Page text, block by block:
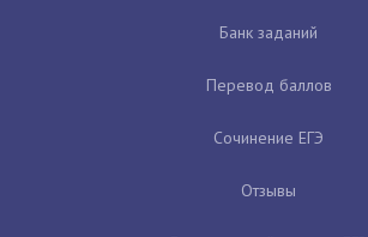
Банк заданий
Перевод баллов
Сочинение ЕГЭ
Отзывы